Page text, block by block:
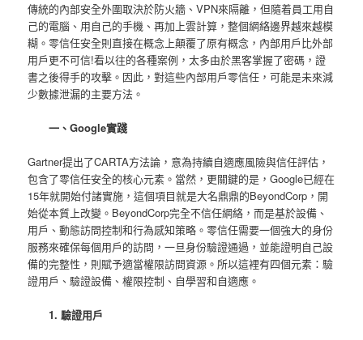
傳統的內部安全外圍取決於防火牆、VPN來隔離，但隨着員工用自
己的電腦、用自己的手機、再加上雲計算，整個網絡邊界越來越模
糊。零信任安全則直接在概念上顛覆了原有概念，內部用戶比外部
用戶更不可信!看以往的各種案例，太多由於黑客掌握了密碼，證
書之後得手的攻擊。因此，對這些內部用戶零信任，可能是未來減
少數據泄漏的主要方法。
一、Google實踐
Gartner提出了CARTA方法論，意為持續自適應風險與信任評估，
包含了零信任安全的核心元素。當然，更關鍵的是，Google已經在
15年就開始付諸實施，這個項目就是大名鼎鼎的BeyondCorp，開
始從本質上改變。BeyondCorp完全不信任網絡，而是基於設備、
用戶、動態訪問控制和行為感知策略。零信任需要一個強大的身份
服務來確保每個用戶的訪問，一旦身份驗證通過，並能證明自己設
備的完整性，則賦予適當權限訪問資源。所以這裡有四個元素：驗
證用戶、驗證設備、權限控制、自學習和自適應。
1. 驗證用戶